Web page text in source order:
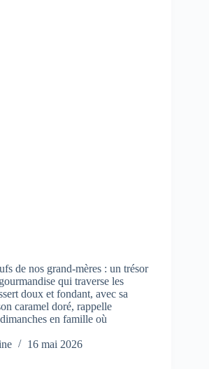
de nos grand-mères : un trésor
qui traverse les
doux et fondant, avec sa
caramel doré, rappelle
en famille où
16 mai 2026